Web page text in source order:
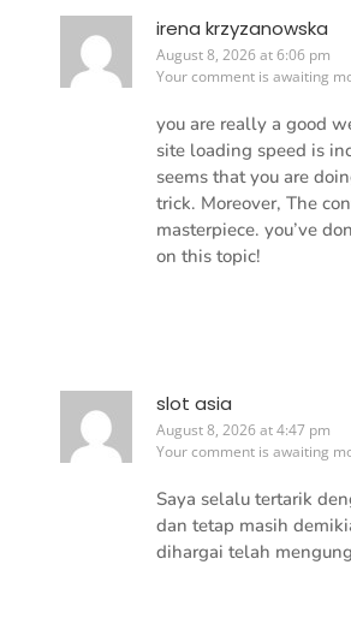
irena krzyzanowska
August 8, 2026 at 6:06 pm
Your comment is awaiting
you are really a good
site loading speed is
seems that you are
trick. Moreover, The
masterpiece. you’ve
on this topic!
slot asia
August 8, 2026 at 4:47 pm
Your comment is awaiting
Saya selalu tertarik
dan tetap masih
dihargai telah